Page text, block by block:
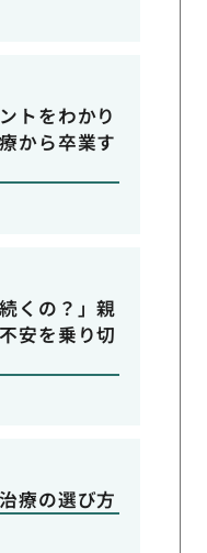
トをわかり
から卒業す
くの？」親
安を乗り切
療の選び方